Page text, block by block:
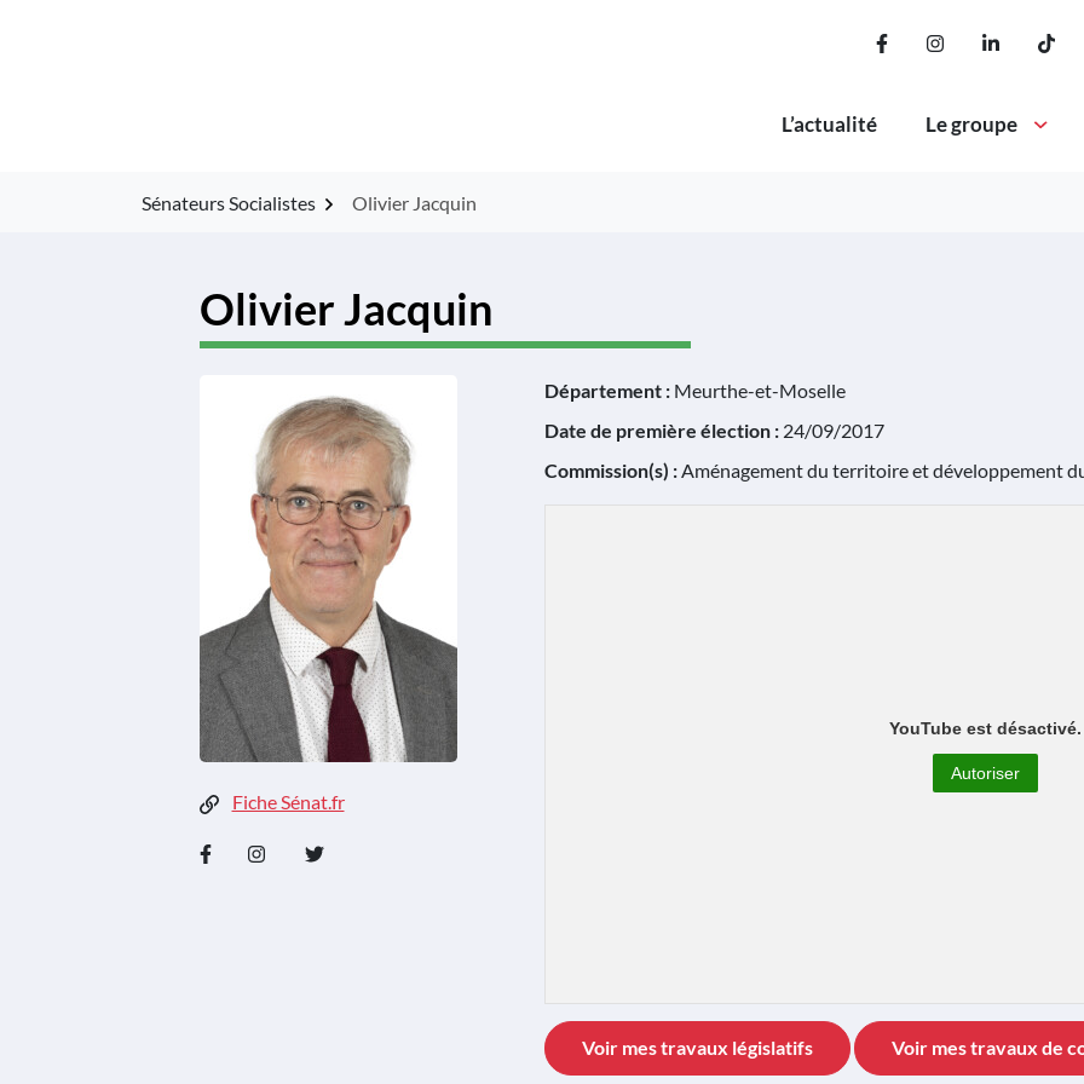
Lien vers le compte
Lien vers leLien vers
L’actualité Le groupe
Sénateurs Socialistes Olivier Jacquin
Olivier Jacquin
Fiche Sénat.fr
FacebookInstagramTwitter
Département : Meurthe-et-Moselle
Date de première élection :24/09/2017
Commission(s) :Aménagement du territoire et développement
YouTube est désactivé.
Autoriser
Voir mes travaux législatifs Voir mes travaux de